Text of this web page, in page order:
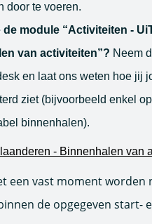
door te voeren.
de module “Activiteiten -
van activiteiten”? Neem
en laat ons weten hoe jij
ziet (bijvoorbeeld enkel
binnenhalen).
- Binnenhalen van
een vast moment worden
de opgegeven start-